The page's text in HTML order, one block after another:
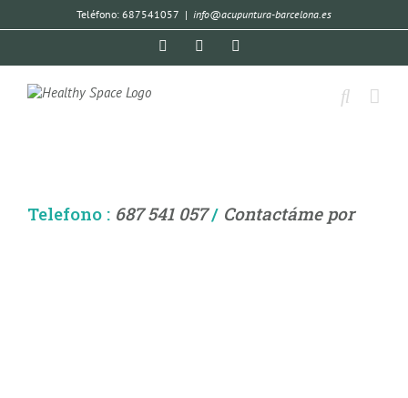
Teléfono: 687541057 | info@acupuntura-barcelona.es
Telefono : 687 541 057/ Contactáme por